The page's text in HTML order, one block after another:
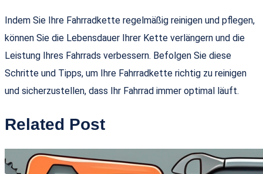
Indem Sie Ihre Fahrradkette regelmäßig reinigen und pflegen,
können Sie die Lebensdauer Ihrer Kette verlängern und die
Leistung Ihres Fahrrads verbessern. Befolgen Sie diese
Schritte und Tipps, um Ihre Fahrradkette richtig zu reinigen
und sicherzustellen, dass Ihr Fahrrad immer optimal läuft.
Related Post